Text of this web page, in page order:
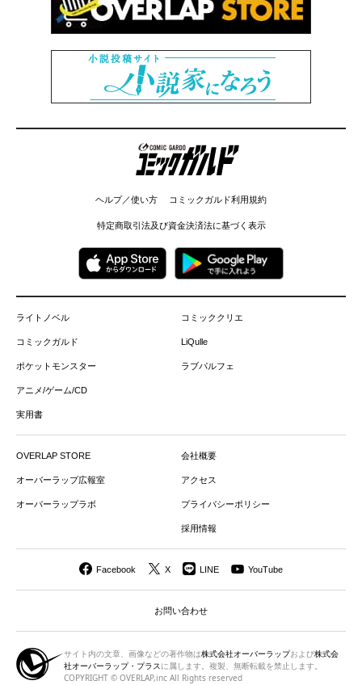
コミックガルド
ヘルプ／使い方 コミックガルド利用規約
特定商取引法及び資金決済法に基づく表示
ライトノベル
コミックガルド
ポケットモンスター
アニメ/ゲーム/CD
実用書
コミッククリエ
LiQulle
ラブパルフェ
OVERLAP STORE
オーバーラップ広報室
オーバーラップラボ
会社概要
アクセス
プライバシーポリシー
採用情報
Facebook X LINE YouTube
お問い合わせ
サイト内の文章、画像などの著作物は株式会社オーバーラップおよび株式会
社オーバーラップ・プラス に属します。複製、無断転載を禁止します。
COPYRIGHT © OVERLAP,inc All Rights reserved